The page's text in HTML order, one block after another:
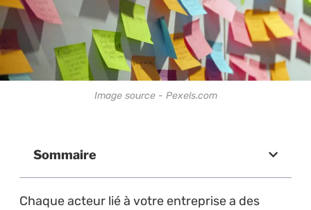
Image source - Pexels.com
Sommaire
Chaque acteur lié à votre entreprise a des